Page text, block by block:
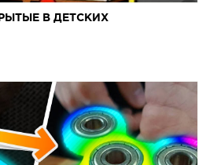
В ДЕТСКИХ